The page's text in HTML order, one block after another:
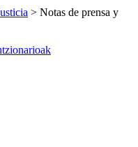
> Notas de prensa y